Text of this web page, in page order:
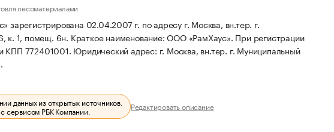
лесоматериалами
02.04.2007 г. по адресу г. Москва, вн.тер. г.
к. 1, помещ. 6н. Краткое наименование: ООО «РамХаус». При регистрации
КПП 772401001. Юридический адрес: г. Москва, вн.тер. г. Муниципальный
данных из открытых источников.
сервисом РБК Компании. Редактировать описание